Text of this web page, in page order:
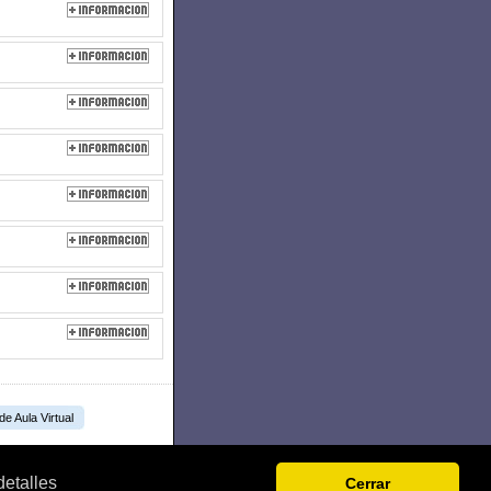
Cerrar
Aula Virtual